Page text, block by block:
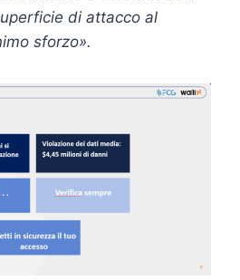
di attacco al
sforzo».